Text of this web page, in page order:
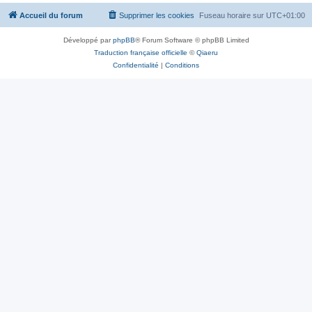
Accueil du forum Fuseau horaire sur UTC+01:00
Supprimer les cookies
Développé parphpBB® Forum Software © phpBB Limited
Traduction française officielle ©Qiaeru
Confidentialité | Conditions